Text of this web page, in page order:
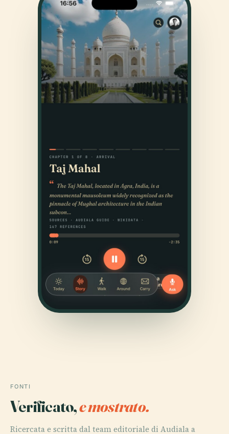
FONTI
Verificato,e mostrato.
Ricercata e scritta dal team editoriale di Audiala a